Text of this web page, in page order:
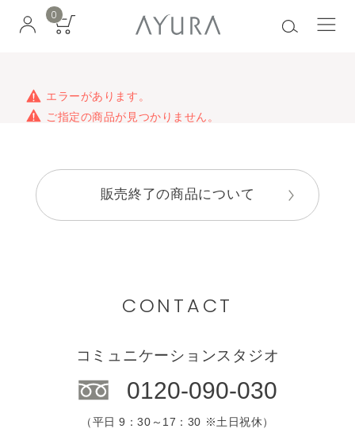
0
エラーがあります。
ご指定の商品が見つかりません。
販売終了の商品について
CONTACT
コミュニケーションスタジオ
0120-090-030
（平日 9：30～17：30 ※土日祝休）